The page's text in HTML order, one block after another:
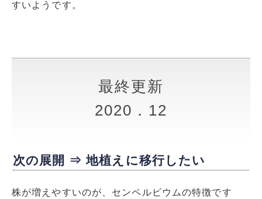
すいようです。
最終更新
2020．12
次の展開 ⇒ 地植えに移行したい
株が増えやすいのが、センペルビウムの特徴です